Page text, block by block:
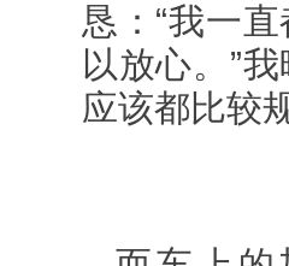
恳：“我一
以放心。”
应该都比较